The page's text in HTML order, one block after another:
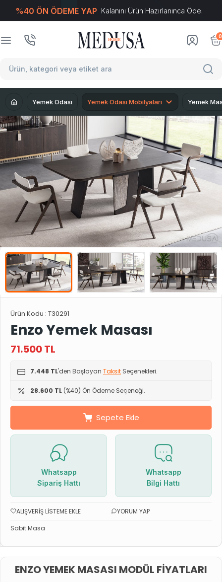
%40 ÖN ÖDEME YAP Kalanını Ürün Hazırlanınca Öde.
0
Yemek Odası Yemek Odası Mobilyaları Yemek
Ürün Kodu : T30291
Enzo Yemek Masası
71.500TL
7.448 TL'den Başlayan Taksit Seçenekleri.
28.600 TL (%40) Ön Ödeme Seçeneği.
Sepete Ekle
Whatsapp
Sipariş Hattı
Whatsapp
Bilgi Hattı
ALIŞVERIŞ LISTEME EKLE
YORUM YAP
Sabit Masa
ENZO YEMEK MASASI MODÜL FIYATLARI
T-Soft E-Ticaret Sistemleriyle Hazırlanmıştır.